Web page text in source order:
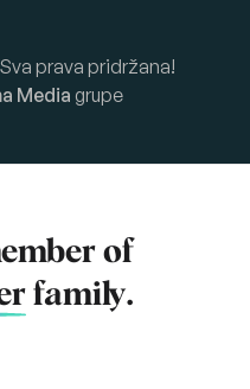
prava pridržana!
Media grupe
of
family.